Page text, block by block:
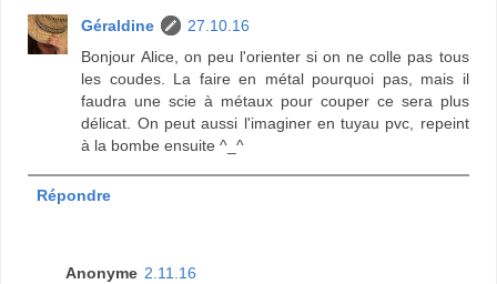
Géraldine
27.10.16
Bonjour Alice, on peu l'orienter si on ne colle pas tous
les coudes. La faire en métal pourquoi pas, mais il
faudra une scie à métaux pour couper ce sera plus
délicat. On peut aussi l'imaginer en tuyau pvc, repeint
à la bombe ensuite ^_^
Répondre
Anonyme 2.11.16